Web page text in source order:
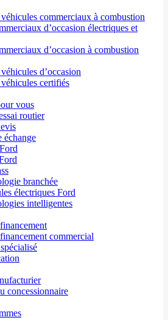
commerciaux à combustion
d’occasion électriques et
d’occasion à combustion
d’occasion
certifiés
vous
routier
échange
branchée
électriques Ford
intelligentes
commercial
concessionnaire